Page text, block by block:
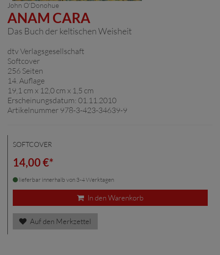
John O'Donohue
ANAM CARA
Das Buch der keltischen Weisheit
dtv Verlagsgesellschaft
Softcover
256 Seiten
14. Auflage
19,1 cm x 12,0 cm x 1,5 cm
Erscheinungsdatum: 01.11.2010
Artikelnummer 978-3-423-34639-9
SOFTCOVER
14,00 €*
lieferbar innerhalb von 3-4 Werktagen
In den Warenkorb
Auf den Merkzettel